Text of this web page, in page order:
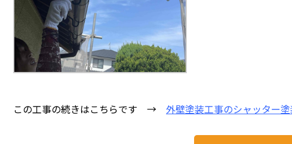
この工事の続きはこちらです → 外壁塗装工事のシャッター